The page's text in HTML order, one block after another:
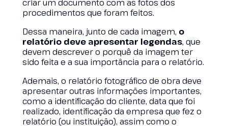
criar um documento com as fotos dos
procedimentos que foram feitos.
Dessa maneira, junto de cada imagem, o
relatório deve apresentar legendas, que
devem descrever o porquê da imagem ter
sido feita e a sua importância para o relatório.
Ademais, o relatório fotográfico de obra deve
apresentar outras informações importantes,
como a identificação do cliente, data que foi
realizado, identificação da empresa que fez o
relatório (ou instituição), assim como o